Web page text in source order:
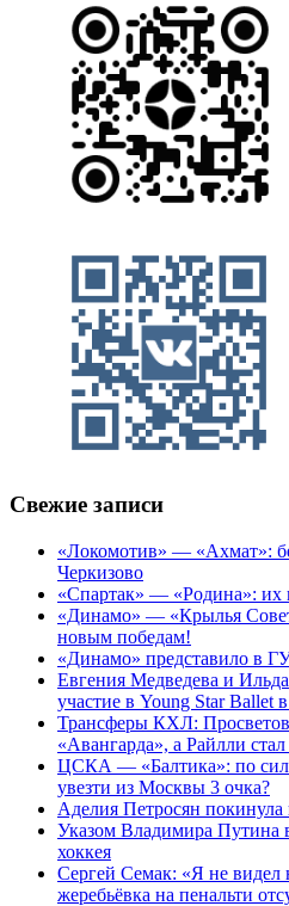
Свежие записи
«Локомотив» — «Ахмат»:
Черкизово
«Спартак» — «Родина»: их
«Динамо» — «Крылья
новым победам!
«Динамо» представило в
Евгения Медведева и
участие в Young Star Ballet
Трансферы КХЛ: Просветов
«Авангарда», а Райлли
ЦСКА — «Балтика»: по
увезти из Москвы 3 очка?
Аделия Петросян покинула
Указом Владимира Путина
хоккея
Сергей Семак: «Я не видел
жеребьёвка на пенальти